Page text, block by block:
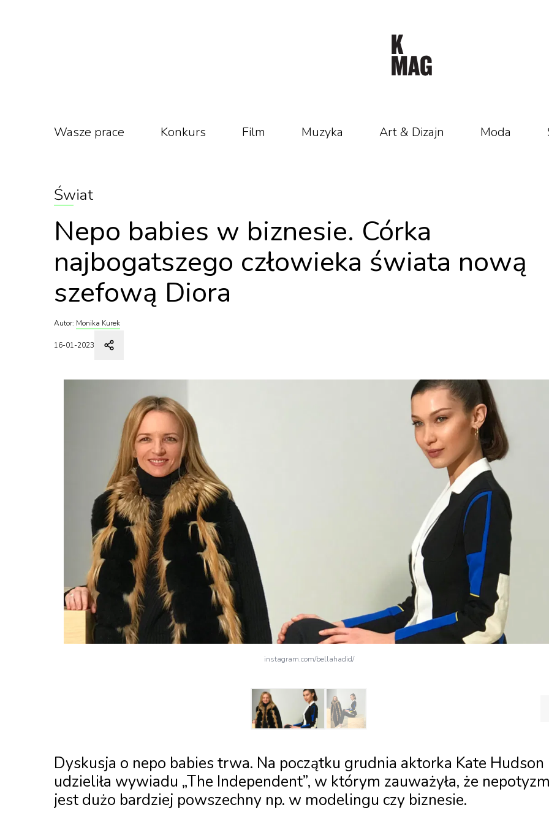
Wasze prace Konkurs Film Muzyka Art & Dizajn Moda
Świat
Nepo babies w biznesie. Córka
najbogatszego człowieka świata nową
szefową Diora
Autor: Monika Kurek
16-01-2023
instagram.com/bellahadid/
Dyskusja o nepo babies trwa. Na początku grudnia aktorka Kate Hudson
udzieliła wywiadu „The Independent”, w którym zauważyła, że
jest dużo bardziej powszechny np. w modelingu czy biznesie.